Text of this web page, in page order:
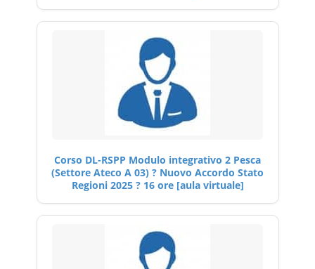
Corso DL-RSPP Modulo integrativo 2 Pesca
(Settore Ateco A 03) ? Nuovo Accordo Stato
Regioni 2025 ? 16 ore [aula virtuale]